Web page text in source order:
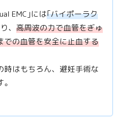
EMC｣には｢バイポーラク
、高周波の力で血管をぎゅ
での血管を安全に止血する
時はもちろん、避妊手術な